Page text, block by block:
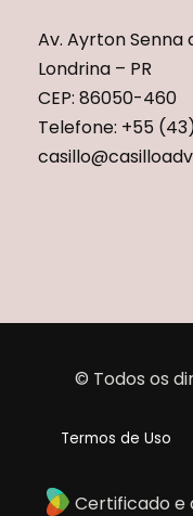
Av. Ayrton Senna
Londrina – PR
CEP: 86050-460
Telefone: +55
© Todos os
Termos de Uso
Certificado e